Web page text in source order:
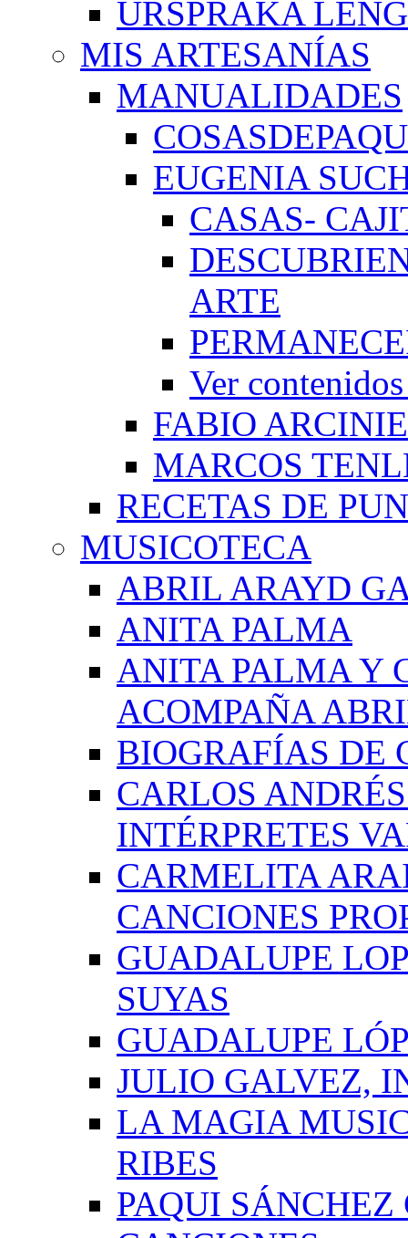
URSPRAKA
MIS ARTESANÍAS
MANUALIDADES
EUGENIA
CASAS-
ARTE
Ver
FABIO
MARCOS
RECETAS DE
MUSICOTECA
ABRIL ARAYD
ANITA PALMA
ANITA PALMA Y
ACOMPAÑA
BIOGRAFÍAS DE
CARLOS
INTÉRPRETES
CARMELITA
CANCIONES
GUADALUPE
SUYAS
GUADALUPE
JULIO GALVEZ,
LA MAGIA
RIBES
PAQUI